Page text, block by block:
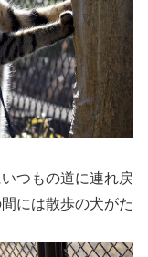
つもの道に連れ戻
には散歩の犬がた